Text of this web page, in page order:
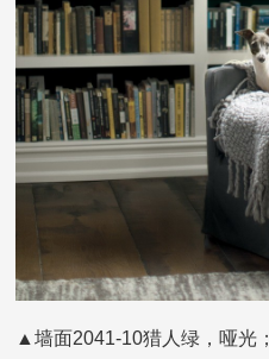
▲墙面2041-10猎人绿，哑光；